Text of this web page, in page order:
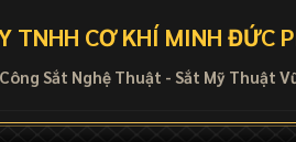
TNHH CƠ KHÍ MINH ĐỨC
Sắt Nghệ Thuật - Sắt Mỹ Thuật